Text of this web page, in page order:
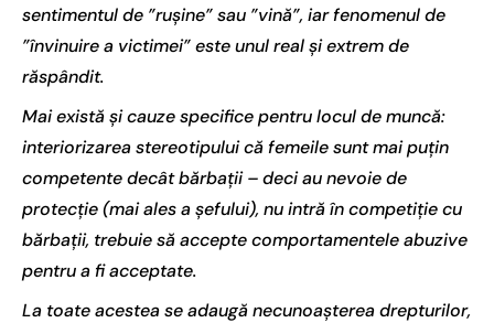
sentimentul de ”rușine” sau ”vină”, iar fenomenul de
”învinuire a victimei” este unul real și extrem de
răspândit.
Mai există și cauze specifice pentru locul de muncă:
interiorizarea stereotipului că femeile sunt mai puțin
competente decât bărbații – deci au nevoie de
protecție (mai ales a șefului), nu intră în competiție cu
bărbații, trebuie să accepte comportamentele abuzive
pentru a fi acceptate.
La toate acestea se adaugă necunoașterea drepturilor,